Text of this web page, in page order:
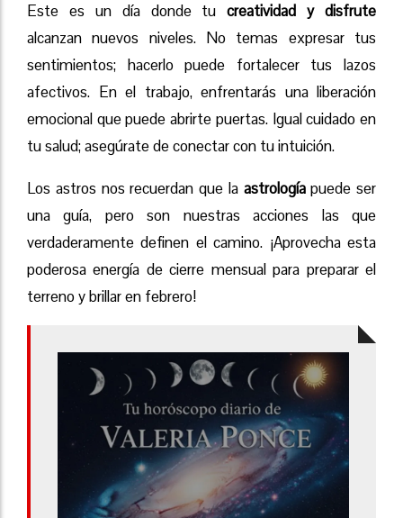
Este es un día donde tucreatividad y disfrute
alcanzan nuevos niveles. No temas expresar tus
sentimientos; hacerlo puede fortalecer tus lazos
afectivos. En el trabajo, enfrentarás una liberación
emocional que puede abrirte puertas. Igual cuidado en
tu salud; asegúrate de conectar con tu intuición.
Los astros nos recuerdan que la astrologíapuede ser
una guía, pero son nuestras acciones las que
verdaderamente definen el camino. ¡Aprovecha esta
poderosa energía de cierre mensual para preparar el
terreno y brillar en febrero!